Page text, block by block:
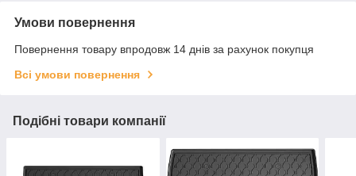
Умови повернення
Повернення товару впродовж 14 днів за рахунок покупця
Всі умови повернення
Подібні товари компанії